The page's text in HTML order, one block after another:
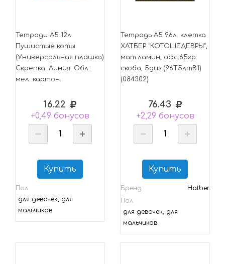
Тетради А5 12л.
Пушистые коты
(Универсальная плашка)
Скрепка. Линия. Обл.:
мел. картон.
16.22
+0,49 бонусов
Купить
Пол
для девочек, для
мальчиков
Тетрадь А5 96л. клетка
ХАТБЕР "КОТОШЕДЕВРЫ",
мат.ламин, офс.65гр.
скоба, 5диз.(96Т5лтВ1)
(084302)
76.43
+2,29 бонусов
Купить
Бренд
Hatber
Пол
для девочек, для
мальчиков